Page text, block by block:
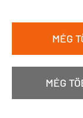
MÉG
MÉG